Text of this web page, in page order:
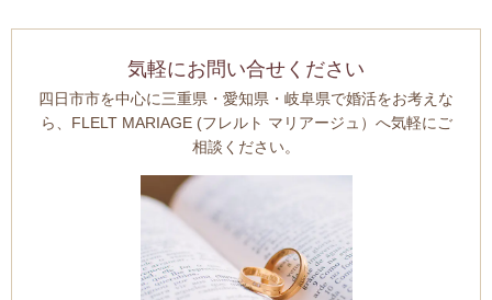
気軽にお問い合せください
四日市市を中心に三重県・愛知県・岐阜県で婚活をお考えな
ら、FLELT MARIAGE (フレルト マリアージュ）へ気軽にご
相談ください。